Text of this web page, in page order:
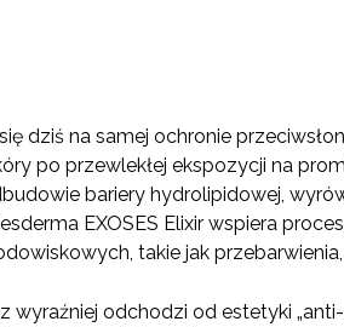
dziś na samej ochronie
po przewlekłej ekspozycji na
bariery hydrolipidowej,
EXOSES Elixir wspiera
takie jak
wyraźniej odchodzi od estetyki